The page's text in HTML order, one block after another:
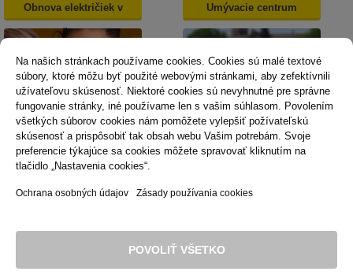
Na našich stránkach používame cookies. Cookies sú malé textové
súbory, ktoré môžu byť použité webovými stránkami, aby zefektívnili
užívateľovu skúsenosť. Niektoré cookies sú nevyhnutné pre správne
fungovanie stránky, iné používame len s vašim súhlasom. Povolením
všetkých súborov cookies nám pomôžete vylepšiť požívateľskú
skúsenosť a prispôsobiť tak obsah webu Vašim potrebám. Svoje
preferencie týkajúce sa cookies môžete spravovať kliknutím na
tlačidlo „Nastavenia cookies“.
Ochrana osobných údajov Zásady používania cookies
POVOLIŤ VŠETKO
Obnova električiek v
Košiciach
Umývacie centrum
Dopravná psychológia Mestská karta
Zásady používania cookies